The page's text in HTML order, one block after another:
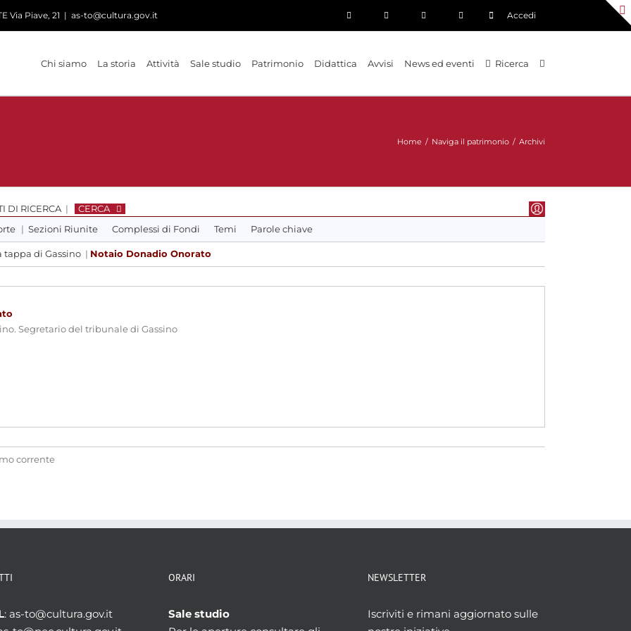
Via Piave, 21 | as-to@cultura.gov.it Accedi
Chi siamo La storia Attività Sale studio Patrimonio Didattica Avvisi News ed eventi Ricerca
Home / Naviga il patrimonio / Archivi
DI RICERCA |
CERCA
| Sezioni Riunite Complessi di Fondi Temi Parole chiave
tappa di Gassino | Notaio Donadio Onorato
Segretario del tribunale di Gassino
corrente
: as-to@cultura.gov.it
ORARI
Sale studio
NEWSLETTER
Iscriviti e rimani aggiornato sulle